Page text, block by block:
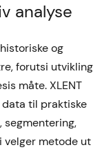
analyse
og
forutsi utvikling
måte. XLENT
til praktiske
segmentering,
velger metode ut